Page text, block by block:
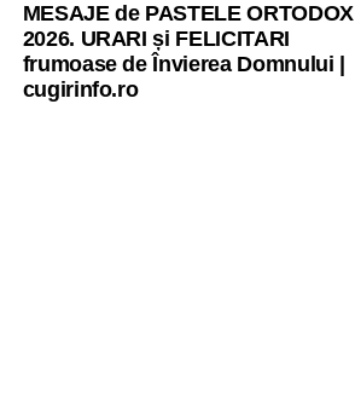
MESAJE de PASTELE ORTODOX
2026. URARI și FELICITARI
frumoase de Învierea Domnului |
cugirinfo.ro